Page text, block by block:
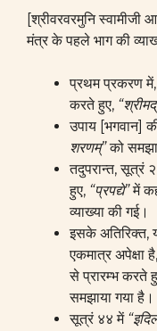
[श्रीवरवरमुनि
मंत्र के पहले भाग की
प्रथम प्रकरण में,
करते हुए,
उपाय [भगवान]
शरणम्”को
तदुपरान्त, सूत्रं
हुए, “प्रपद्ये”में
व्याख्या की गई।
इसके अतिरिक्त,
एकमात्र अपेक्षा
से प्रारम्भ करते
समझाया गया है।
सूत्रं ४४ में “